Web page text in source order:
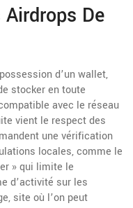
De
d’unwallet,
stocker en toute
avec le réseau
vient le respect des
une vérification
locales, comme le
» qui limite le
d’activité sur les
, site où l’on peut